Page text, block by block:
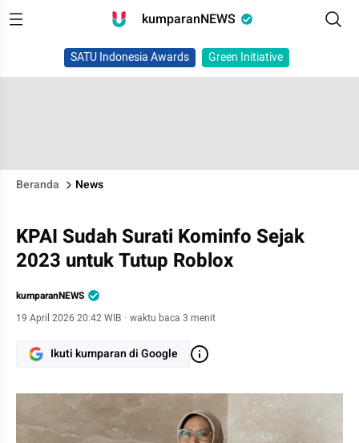
kumparanNEWS
SATU Indonesia Awards Green Initiative
Beranda News
KPAI Sudah Surati Kominfo Sejak
2023 untuk Tutup Roblox
kumparanNEWS
19 April 2026 20:42 WIB · waktu baca 3 menit
Ikuti kumparan di Google